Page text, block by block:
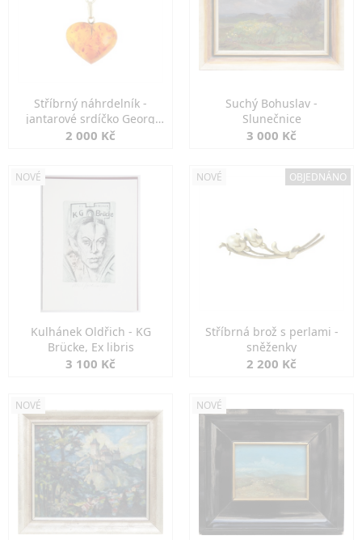
Stříbrný náhrdelník -
jantarové srdíčko Georg
Kramer
2 000 Kč
Suchý Bohuslav -
Slunečnice
3 000 Kč
NOVÉ
Kulhánek Oldřich - KG
Brücke, Ex libris
3 100 Kč
NOVÉ OBJEDNÁNO
Stříbrná brož s perlami -
sněženky
2 200 Kč
NOVÉ NOVÉ